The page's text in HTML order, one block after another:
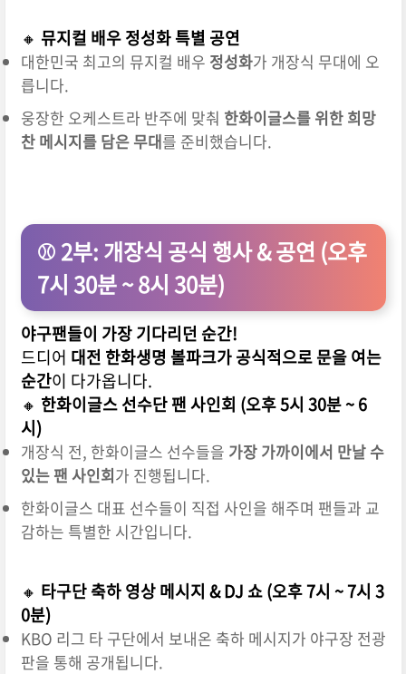
🔸 뮤지컬 배우 정성화 특별 공연
대한민국 최고의 뮤지컬 배우 정성화가 개장식 무대에 오
릅니다.
웅장한 오케스트라 반주에 맞춰 한화이글스를 위한 희망
찬 메시지를 담은 무대를 준비했습니다.
⚾ 2부: 개장식 공식 행사 & 공연 (오후
7시 30분 ~ 8시 30분)
야구팬들이 가장 기다리던 순간!
드디어 대전 한화생명 볼파크가 공식적으로 문을 여는
순간이 다가옵니다.
🔸 한화이글스 선수단 팬 사인회 (오후 5시 30분 ~ 6
시)
개장식 전, 한화이글스 선수들을 가장 가까이에서 만날 수
있는 팬 사인회가 진행됩니다.
한화이글스 대표 선수들이 직접 사인을 해주며 팬들과 교
감하는 특별한 시간입니다.
🔸 타구단 축하 영상 메시지 & DJ 쇼 (오후 7시 ~ 7시 3
0분)
KBO 리그 타 구단에서 보내온 축하 메시지가 야구장 전광
판을 통해 공개됩니다.